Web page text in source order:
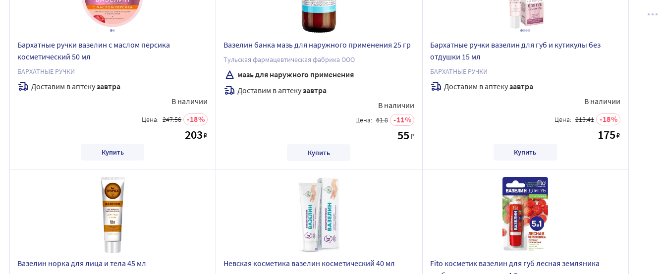
Бархатные ручки вазелин с маслом персика
косметический 50 мл
БАРХАТНЫЕ РУЧКИ
Доставим в аптекузавтра
В наличии
Цена: 247.56 18
203₽
Купить
Вазелин банка мазь для наружного применения 25 гр
Тульская фармацевтическая фабрика ООО
мазь для наружного применения
Доставим в аптекузавтра
В наличии
Цена: 61.8 11
55₽
Купить
Бархатные ручки вазелин для губ и кутикулы без
отдушки 15 мл
БАРХАТНЫЕ РУЧКИ
Доставим в аптекузавтра
В наличии
Цена: 213.41 18
175₽
Купить
Вазелин норка для лица и тела 45 мл Невская косметика вазелин косметический 40 мл
Fito косметик вазелин для губ лесная земляника